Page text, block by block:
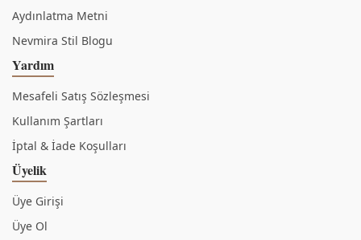
Aydınlatma Metni
Nevmira Stil Blogu
Yardım
Mesafeli Satış Sözleşmesi
Kullanım Şartları
İptal & İade Koşulları
Üyelik
Üye Girişi
Üye Ol